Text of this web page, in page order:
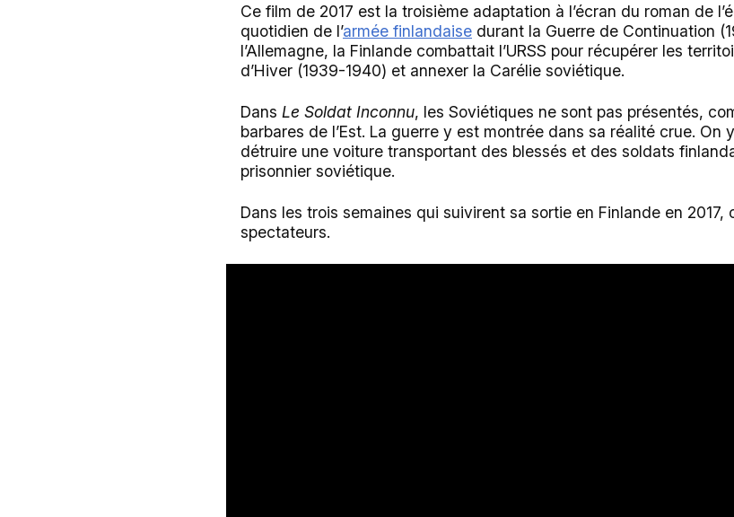
Ce film de 2017 est la troisième adaptation à l’écran du roman de
quotidien de l’armée finlandaise durant la Guerre de Continuation
l’Allemagne, la Finlande combattait l’URSS pour récupérer les
d’Hiver (1939-1940) et annexer la Carélie soviétique.
Dans Le Soldat Inconnu, les Soviétiques ne sont pas présentés,
barbares de l’Est. La guerre y est montrée dans sa réalité crue.
détruire une voiture transportant des blessés et des soldats
prisonnier soviétique.
Dans les trois semaines qui suivirent sa sortie en Finlande en
spectateurs.